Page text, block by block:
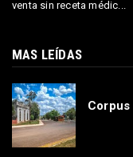
venta sin receta médic...
MAS LEÍDAS